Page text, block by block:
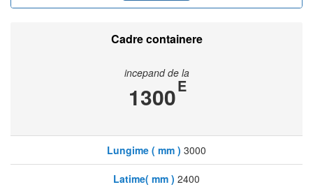
Cadre containere
incepand de la
1300E
Lungime ( mm ) 3000
Latime( mm ) 2400